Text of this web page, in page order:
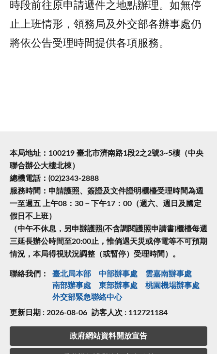
時段前往原申請遞件之地點辦理。如無停
止上班情形，領務局及外交部各辦事處仍
將依公告受理時間提供各項服務。
本局地址：100219 臺北市濟南路1段2之2號3~5樓（中央
聯合辦公大樓北棟）
總機電話：(02)2343-2888
服務時間：申請護照、簽證及文件證明櫃檯受理時間為週
一至週五 上午08：30－下午17：00（週六、週日及國定
假日不上班）
（中午不休息，另申辦護照(不含調閱護照申請書)櫃檯每週
三延長辦公時間至20:00止，惟倘遇天災或停電等不可預期
情況，本局得視狀況調整（或暫停）受理時間）。
聯絡我們： 臺北局本部 中部辦事處
雲嘉南辦事處
南部辦事處
東部辦事處
桃園機場辦事處
外交部緊急聯絡中⼼
更新日期 : 2026-08-06 訪客人次 : 112721184
政府網站資料開放宣告